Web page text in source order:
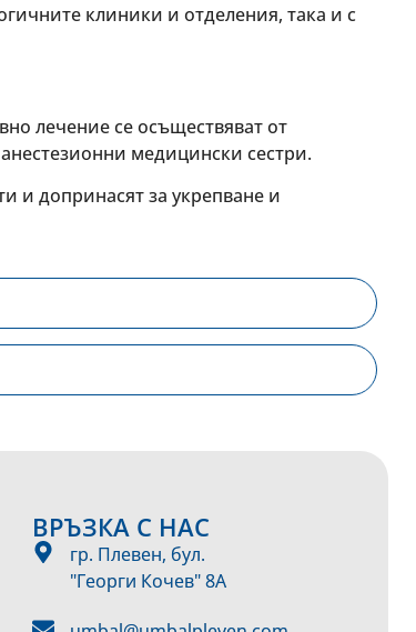
клиники и отделения, така и с
лечение се осъществяват от
медицински сестри.
и допринасят за укрепване и
ВРЪЗКА С НАС
гр. Плевен, бул.
"Георги Кочев" 8А